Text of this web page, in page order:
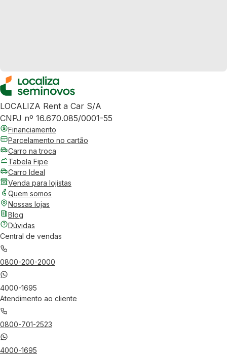
LOCALIZA Rent a Car S/A
CNPJ nº 16.670.085/0001-55
Financiamento
Parcelamento no cartão
Carro na troca
Tabela Fipe
Carro Ideal
Venda para lojistas
Quem somos
Nossas lojas
Blog
Dúvidas
Central de vendas
0800-200-2000
4000-1695
Atendimento ao cliente
0800-701-2523
4000-1695